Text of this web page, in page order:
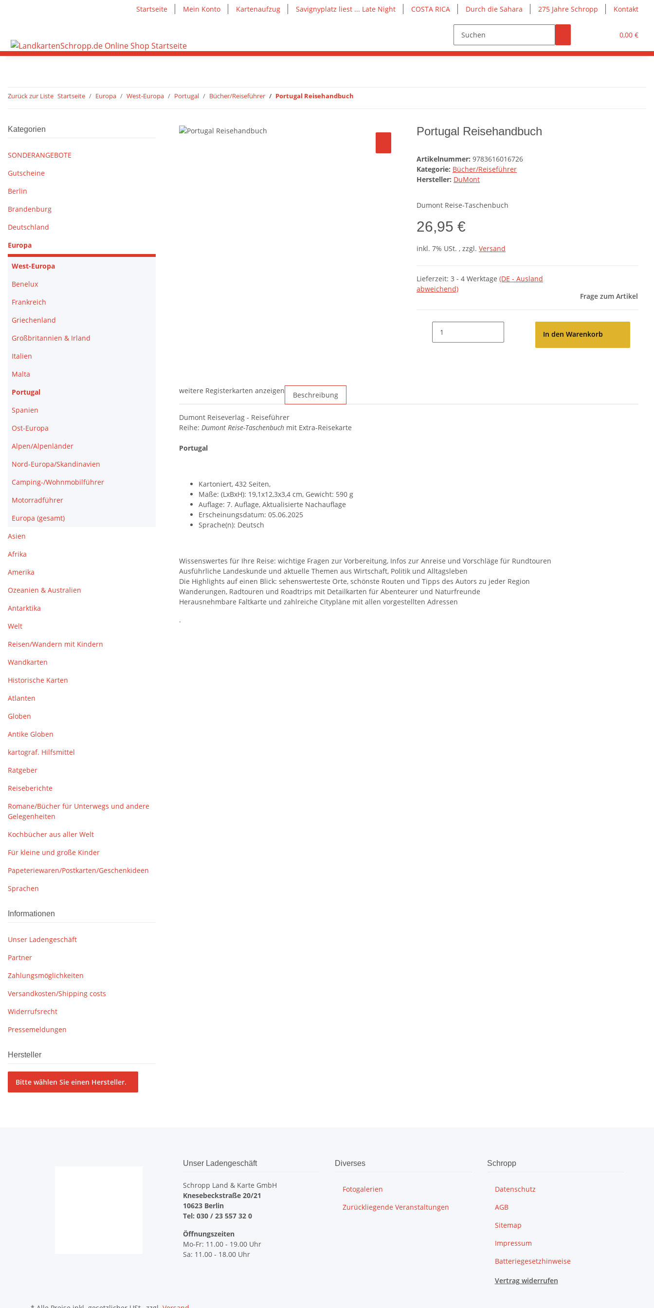
Startseite Mein Konto Kartenaufzug Savignyplatz liest ... Late Night COSTA RICA Durch die Sahara 275 Jahre Schropp Kontakt
0,00 €
Zurück zur Liste Startseite Europa West-Europa Portugal Bücher/Reiseführer Portugal Reisehandbuch
Portugal Reisehandbuch
Artikelnummer: 9783616016726
Kategorie: Bücher/Reiseführer
Hersteller: DuMont
Dumont Reise-Taschenbuch
26,95 €
inkl. 7% USt. , zzgl. Versand
Lieferzeit: 3 - 4 Werktage (DE - Ausland
abweichend)
Frage zum Artikel
In den Warenkorb
weitere Registerkarten anzeigen Beschreibung
Dumont Reiseverlag - Reiseführer
Reihe: Dumont Reise-Taschenbuch mit Extra-Reisekarte
Portugal
Kartoniert, 432 Seiten,
Maße: (LxBxH): 19,1x12,3x3,4 cm, Gewicht: 590 g
Auflage: 7. Auflage, Aktualisierte Nachauflage
Erscheinungsdatum: 05.06.2025
Sprache(n): Deutsch
Wissenswertes für Ihre Reise: wichtige Fragen zur Vorbereitung, Infos zur Anreise und Vorschläge für Rundtouren
Ausführliche Landeskunde und aktuelle Themen aus Wirtschaft, Politik und Alltagsleben
Die Highlights auf einen Blick: sehenswerteste Orte, schönste Routen und Tipps des Autors zu jeder Region
Wanderungen, Radtouren und Roadtrips mit Detailkarten für Abenteurer und Naturfreunde
Herausnehmbare Faltkarte und zahlreiche Citypläne mit allen vorgestellten Adressen
.
Kategorien
SONDERANGEBOTE
Gutscheine
Berlin
Brandenburg
Deutschland
Europa
West-Europa
Benelux
Frankreich
Griechenland
Großbritannien & Irland
Italien
Malta
Portugal
Spanien
Ost-Europa
Alpen/Alpenländer
Nord-Europa/Skandinavien
Camping-/Wohnmobilführer
Motorradführer
Europa (gesamt)
Asien
Afrika
Amerika
Ozeanien & Australien
Antarktika
Welt
Reisen/Wandern mit Kindern
Wandkarten
Historische Karten
Atlanten
Globen
Antike Globen
kartograf. Hilfsmittel
Ratgeber
Reiseberichte
Romane/Bücher für Unterwegs und andere
Gelegenheiten
Kochbücher aus aller Welt
Für kleine und große Kinder
Papeteriewaren/Postkarten/Geschenkideen
Sprachen
Informationen
Unser Ladengeschäft
Partner
Zahlungsmöglichkeiten
Versandkosten/Shipping costs
Widerrufsrecht
Pressemeldungen
Hersteller
Bitte wählen Sie einen Hersteller.
Unser Ladengeschäft
Schropp Land & Karte GmbH
Knesebeckstraße 20/21
10623 Berlin
Tel: 030 / 23 557 32 0
Öffnungszeiten
Mo-Fr: 11.00 - 19.00 Uhr
Sa: 11.00 - 18.00 Uhr
Diverses
Fotogalerien
Zurückliegende Veranstaltungen
Schropp
Datenschutz
AGB
Sitemap
Impressum
Batteriegesetzhinweise
Vertrag widerrufen